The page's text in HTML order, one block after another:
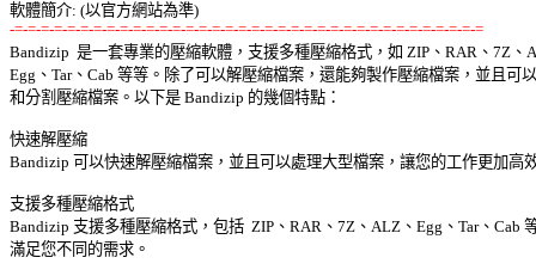
-=-=-=-=-=-=-=-=-=-=-=-=-=-=-=-=-=-=-=-=-=-=-=-=-=-=-=-=-=-=-=-=-=-=-=-=
Bandizip  是一套專業的壓縮軟體，支援多種壓縮格式，如 ZIP、RAR、7Z、
Egg、Tar、Cab 等等。除了可以解壓縮檔案，還能夠製作壓縮檔案，並且可
和分割壓縮檔案。以下是 Bandizip 的幾個特點：
快速解壓縮
Bandizip 可以快速解壓縮檔案，並且可以處理大型檔案，讓您的工作更加高
支援多種壓縮格式
Bandizip 支援多種壓縮格式，包括  ZIP、RAR、7Z、ALZ、Egg、Tar、Cab
滿足您不同的需求。